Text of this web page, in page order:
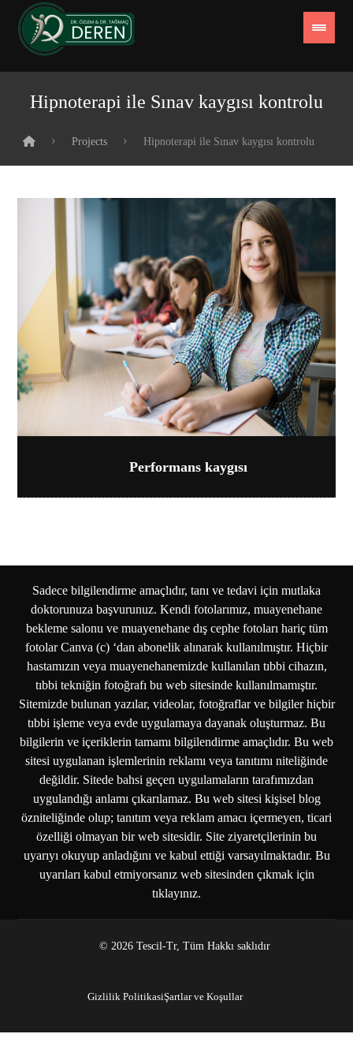
Hipnoterapi ile Sınav kaygısı kontrolu
Projects Hipnoterapi ile Sınav kaygısı kontrolu
Performans kaygısı
Sadece bilgilendirme amaçlıdır, tanı ve tedavi için mutlaka
doktorunuza başvurunuz. Kendi fotolarımız, muayenehane
bekleme salonu ve muayenehane dış cephe fotoları hariç tüm
fotolar Canva (c) ‘dan abonelik alınarak kullanılmıştır. Hiçbir
hastamızın veya muayenehanemizde kullanılan tıbbi cihazın,
tıbbi tekniğin fotoğrafı bu web sitesinde kullanılmamıştır.
Sitemizde bulunan yazılar, videolar, fotoğraflar ve bilgiler hiçbir
tıbbi işleme veya evde uygulamaya dayanak oluşturmaz. Bu
bilgilerin ve içeriklerin tamamı bilgilendirme amaçlıdır. Bu web
sitesi uygulanan işlemlerinin reklamı veya tanıtımı niteliğinde
değildir. Sitede bahsi geçen uygulamaların tarafımızdan
uygulandığı anlamı çıkarılamaz. Bu web sitesi kişisel blog
özniteliğinde olup; tanıtım veya reklam amacı içermeyen, ticari
özelliği olmayan bir web sitesidir. Site ziyaretçilerinin bu
uyarıyı okuyup anladığını ve kabul ettiği varsayılmaktadır. Bu
uyarıları kabul etmiyorsanız web sitesinden çıkmak için
tıklayınız.
© 2026 Tescil-Tr, Tüm Hakkı saklıdır
Gizlilik PolitikasiŞartlar ve Koşullar